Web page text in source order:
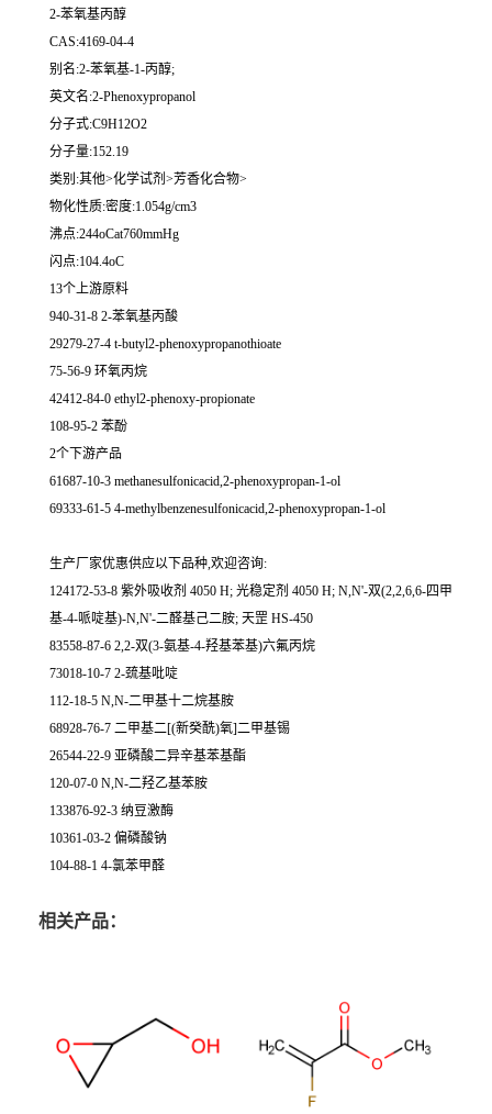
2-苯氧基丙醇
CAS:4169-04-4
别名:2-苯氧基-1-丙醇;
英文名:2-Phenoxypropanol
分子式:C9H12O2
分子量:152.19
类别:其他>化学试剂>芳香化合物>
物化性质:密度:1.054g/cm3
沸点:244oCat760mmHg
闪点:104.4oC
13个上游原料
940-31-8 2-苯氧基丙酸
29279-27-4 t-butyl2-phenoxypropanothioate
75-56-9 环氧丙烷
42412-84-0 ethyl2-phenoxy-propionate
108-95-2 苯酚
2个下游产品
61687-10-3 methanesulfonicacid,2-phenoxypropan-1-ol
69333-61-5 4-methylbenzenesulfonicacid,2-phenoxypropan-1-ol
生产厂家优惠供应以下品种,欢迎咨询:
124172-53-8 紫外吸收剂 4050 H; 光稳定剂 4050 H; N,N'-双(2,2,6,6-四甲
基-4-哌啶基)-N,N'-二醛基己二胺; 天罡 HS-450
83558-87-6 2,2-双(3-氨基-4-羟基苯基)六氟丙烷
73018-10-7 2-巯基吡啶
112-18-5 N,N-二甲基十二烷基胺
68928-76-7 二甲基二[(新癸酰)氧]二甲基锡
26544-22-9 亚磷酸二异辛基苯基酯
120-07-0 N,N-二羟乙基苯胺
133876-92-3 纳豆激酶
10361-03-2 偏磷酸钠
104-88-1 4-氯苯甲醛
相关产品：